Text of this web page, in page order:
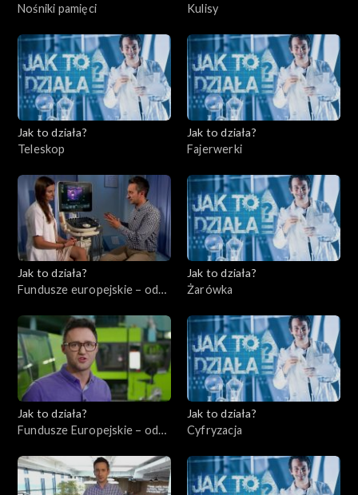
Nośniki pamięci
Kulisy
Jak to działa?
Teleskop
Jak to działa?
Fajerwerki
Jak to działa?
Fundusze europejskie – odc.
ochrona zdrowia
Jak to działa?
Żarówka
Jak to działa?
Fundusze Europejskie – odc.
Jak to działa?
Cyfryzacja